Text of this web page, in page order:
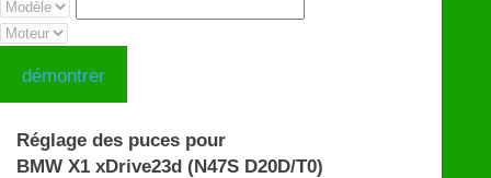
démontrer
Réglage des puces pour
BMW X1 xDrive23d (N47S D20D/T0)